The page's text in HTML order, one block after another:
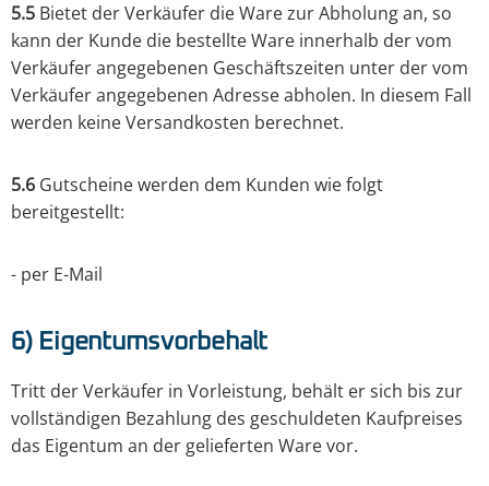
5.5 Bietet der Verkäufer die Ware zur Abholung an, so
kann der Kunde die bestellte Ware innerhalb der vom
Verkäufer angegebenen Geschäftszeiten unter der vom
Verkäufer angegebenen Adresse abholen. In diesem Fall
werden keine Versandkosten berechnet.
5.6 Gutscheine werden dem Kunden wie folgt
bereitgestellt:
- per E-Mail
6) Eigentumsvorbehalt
Tritt der Verkäufer in Vorleistung, behält er sich bis zur
vollständigen Bezahlung des geschuldeten Kaufpreises
das Eigentum an der gelieferten Ware vor.